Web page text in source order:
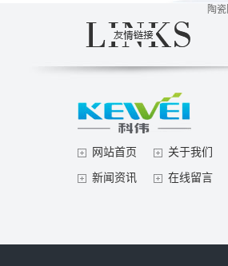
陶
网站首页 关于我们
新闻资讯 在线留言